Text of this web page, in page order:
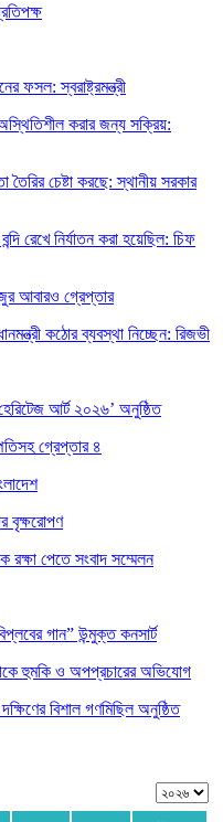
ফসল: স্বরাষ্ট্রমন্ত্রী
করার জন্য সক্রিয়:
চেষ্টা করছে: স্থানীয় সরকার
রেখে নির্যাতন করা হয়েছিল: চিফ
আবারও গ্রেপ্তার
কঠোর ব্যবস্থা নিচ্ছেন: রিজভী
আর্ট ২০২৬’ অনুষ্ঠিত
গ্রেপ্তার ৪
বৃক্ষরোপণ
রক্ষা পেতে সংবাদ সম্মেলন
গান” উন্মুক্ত কনসার্ট
হুমকি ও অপপ্রচারের অভিযোগ
বিশাল গণমিছিল অনুষ্ঠিত